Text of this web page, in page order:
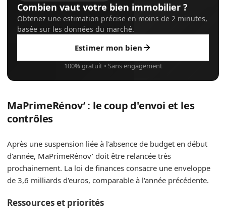
Combien vaut votre bien immobilier ?
Obtenez une estimation précise en moins de 2 minutes,
basée sur les données du marché.
Estimer mon bien
100% gratuit • Sans engagement
MaPrimeRénov’ : le coup d'envoi et les
contrôles
Après une suspension liée à l'absence de budget en début
d'année, MaPrimeRénov’ doit être relancée très
prochainement. La loi de finances consacre une enveloppe
de 3,6 milliards d'euros, comparable à l'année précédente.
Ressources et priorités